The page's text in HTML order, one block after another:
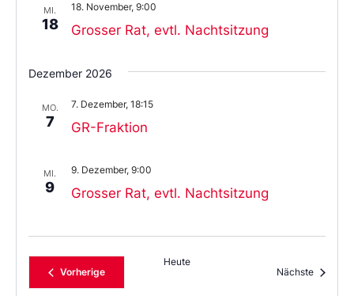
MI.
18 Grosser Rat, evtl. Nachtsitzung
18. November, 9:00
Dezember 2026
MO.
7 GR-Fraktion
7. Dezember, 18:15
MI.
9 Grosser Rat, evtl. Nachtsitzung
9. Dezember, 9:00
VorherigeVeranstaltungen
Heute
Nächste